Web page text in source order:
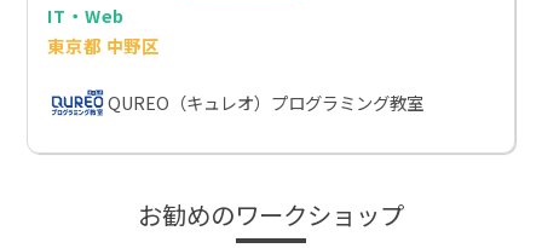
IT・Web
東京都 中野区
QUREO（キュレオ）プログラミング教室
お勧めのワークショップ